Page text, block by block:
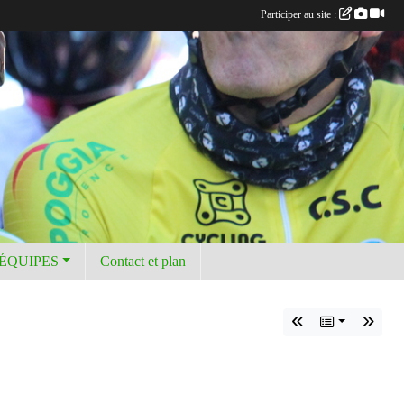
Contact et plan
Participer au site :